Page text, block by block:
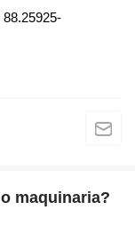
88.25925-
maquinaria?